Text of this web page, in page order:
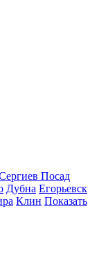
Посад
Дубна Егорьевск
Клин Показать